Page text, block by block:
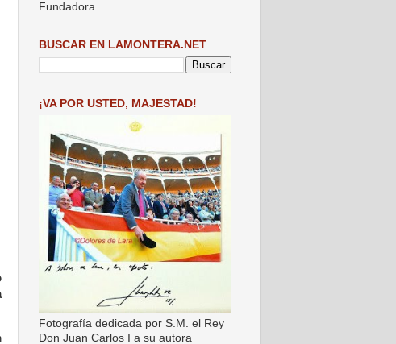
Fundadora
BUSCAR EN LAMONTERA.NET
¡VA POR USTED, MAJESTAD!
Fotografía dedicada por S.M. el Rey
Don Juan Carlos I a su autora